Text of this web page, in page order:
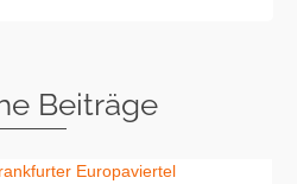
Beiträge